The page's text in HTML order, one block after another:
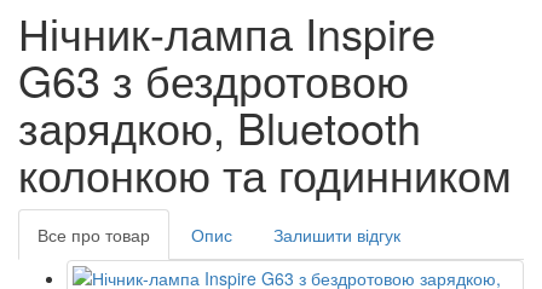
Нічник-лампа Inspire
G63 з бездротовою
зарядкою, Bluetooth
колонкою та годинником
Все про товар Опис Залишити відгук